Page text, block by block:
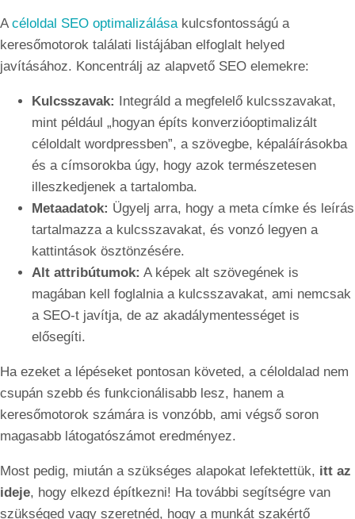
A céloldal SEO optimalizálásakulcsfontosságú a
keresőmotorok találati listájában elfoglalt helyed
javításához. Koncentrálj az alapvető SEO elemekre:
Kulcsszavak:
Integráld a megfelelő kulcsszavakat,
mint például „hogyan építs konverzióoptimalizált
céloldalt wordpressben”, a szövegbe, képaláírásokba
és a címsorokba úgy, hogy azok természetesen
illeszkedjenek a tartalomba.
Metaadatok: Ügyelj arra, hogy a meta címke és leírás
tartalmazza a kulcsszavakat, és vonzó legyen a
kattintások ösztönzésére.
Alt attribútumok: A képek alt szövegének is
magában kell foglalnia a kulcsszavakat, ami nemcsak
a SEO-t javítja, de az akadálymentességet is
elősegíti.
Ha ezeket a lépéseket pontosan követed, a céloldalad nem
csupán szebb és funkcionálisabb lesz, hanem a
keresőmotorok számára is vonzóbb, ami végső soron
magasabb látogatószámot eredményez.
Most pedig, miután a szükséges alapokat lefektettük, itt az
ideje, hogy elkezd építkezni! Ha további segítségre van
szükséged vagy szeretnéd, hogy a munkát szakértő